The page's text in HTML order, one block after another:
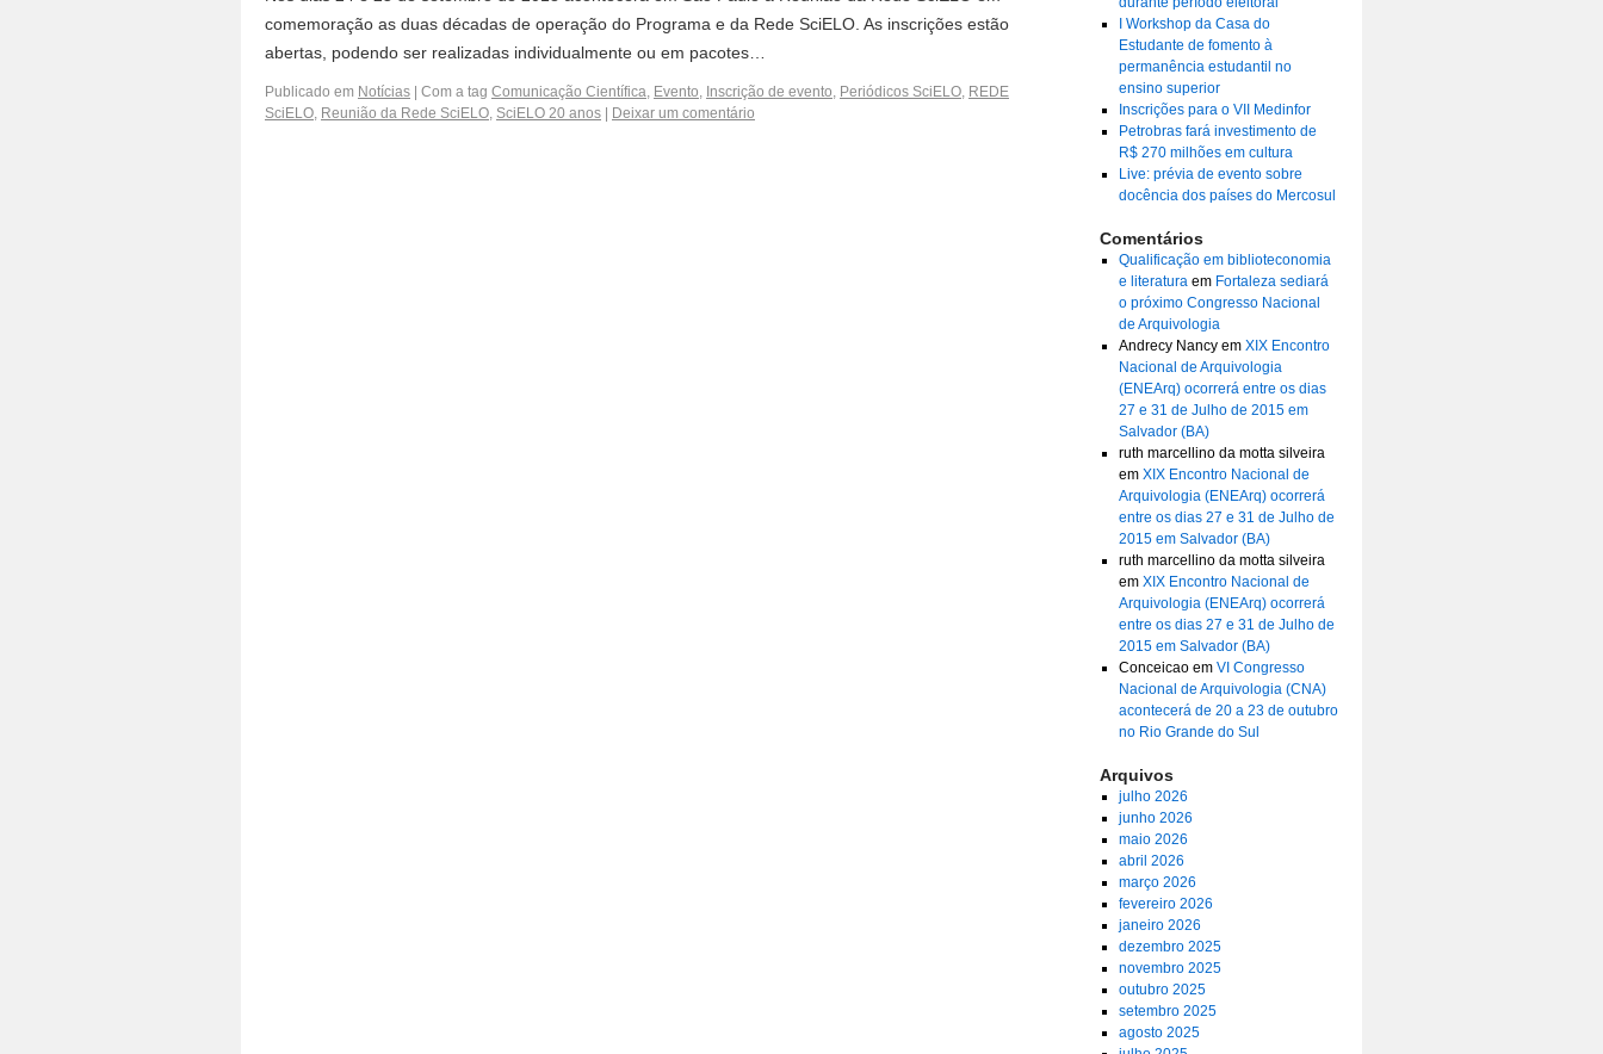
comemoração as duas décadas de operação do Programa e da Rede SciELO. As inscrições estão
abertas, podendo ser realizadas individualmente ou em pacotes…
Publicado em Notícias Com a tag Comunicação Científica, Evento, Inscrição de evento, Periódicos SciELO, REDE
SciELO, Reunião da Rede SciELO, SciELO 20 anos Deixar um comentário
I Workshop da Casa do
Estudante de fomento à
permanência estudantil no
ensino superior
Inscrições para o VII Medinfor
Petrobras fará investimento de
R$ 270 milhões em cultura
Live: prévia de evento sobre
docência dos países do Mercosul
Comentários
Qualificação em biblioteconomia
e literaturaem Fortaleza sediará
o próximo Congresso Nacional
de Arquivologia
Andrecy Nancyem XIX Encontro
Nacional de Arquivologia
(ENEArq) ocorrerá entre os dias
27 e 31 de Julho de 2015 em
Salvador (BA)
ruth marcellino da motta silveira
em XIX Encontro Nacional de
Arquivologia (ENEArq) ocorrerá
entre os dias 27 e 31 de Julho de
2015 em Salvador (BA)
ruth marcellino da motta silveira
em XIX Encontro Nacional de
Arquivologia (ENEArq) ocorrerá
entre os dias 27 e 31 de Julho de
2015 em Salvador (BA)
Conceicaoem VI Congresso
Nacional de Arquivologia (CNA)
acontecerá de 20 a 23 de outubro
no Rio Grande do Sul
Arquivos
julho 2026
junho 2026
maio 2026
abril 2026
março 2026
fevereiro 2026
janeiro 2026
dezembro 2025
novembro 2025
outubro 2025
setembro 2025
agosto 2025